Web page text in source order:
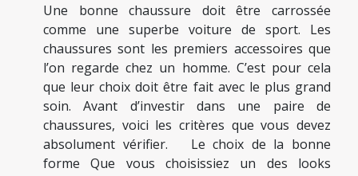
Une bonne chaussure doit être carrossée
comme une superbe voiture de sport. Les
chaussures sont les premiers accessoires que
l’on regarde chez un homme. C’est pour cela
que leur choix doit être fait avec le plus grand
soin. Avant d’investir dans une paire de
chaussures, voici les critères que vous devez
absolument vérifier. Le choix de la bonne
forme Que vous choisissiez un des looks